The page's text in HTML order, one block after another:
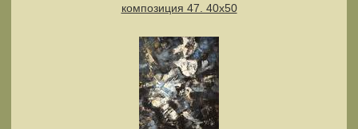
композиция 47. 40х50